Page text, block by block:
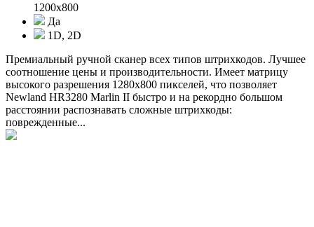
1200x800
Да
1D, 2D
Премиальный ручной сканер всех типов штрихкодов. Лучшее
соотношение цены и производительности. Имеет матрицу
высокого разрешения 1280x800 пикселей, что позволяет
Newland HR3280 Marlin II быстро и на рекордно большом
расстоянии распознавать сложные штрихкоды:
поврежденные...